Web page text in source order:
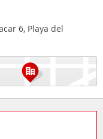
6, Playa del